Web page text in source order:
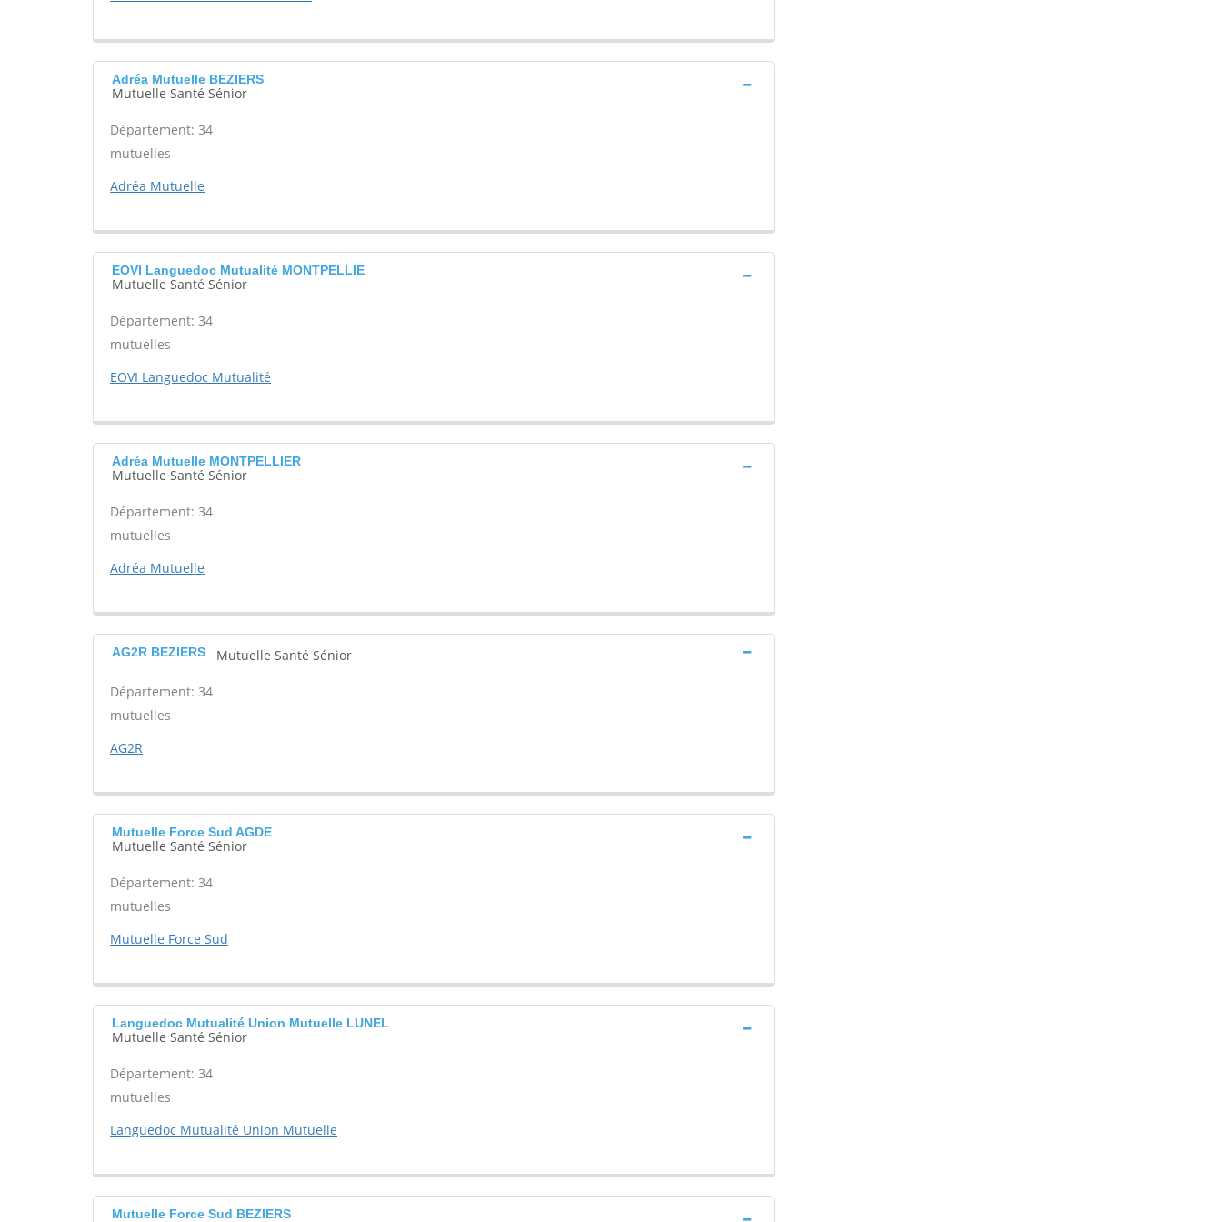
Adréa Mutuelle BEZIERS
Mutuelle Santé Sénior
Département: 34
mutuelles
Adréa Mutuelle
EOVI Languedoc Mutualité MONTPELLIE
Mutuelle Santé Sénior
Département: 34
mutuelles
EOVI Languedoc Mutualité
Adréa Mutuelle MONTPELLIER
Mutuelle Santé Sénior
Département: 34
mutuelles
Adréa Mutuelle
AG2R BEZIERS Mutuelle Santé Sénior
Département: 34
mutuelles
AG2R
Mutuelle Force Sud AGDE
Mutuelle Santé Sénior
Département: 34
mutuelles
Mutuelle Force Sud
Languedoc Mutualité Union Mutuelle LUNEL
Mutuelle Santé Sénior
Département: 34
mutuelles
Languedoc Mutualité Union Mutuelle
Mutuelle Force Sud BEZIERS